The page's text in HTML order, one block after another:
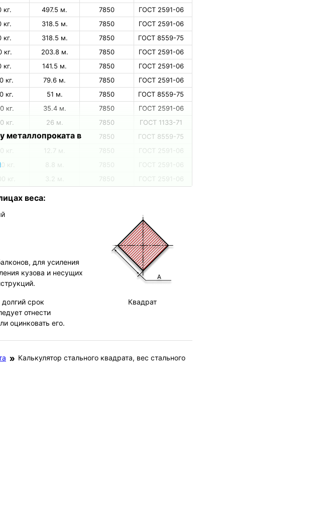
кг. 497.5 м. 7850
ГОСТ 2591-06
кг. 318.5 м. 7850
ГОСТ 2591-06
кг. 318.5 м. 7850
ГОСТ 8559-75
кг. 203.8 м. 7850
ГОСТ 2591-06
кг. 141.5 м. 7850
ГОСТ 2591-06
кг. 79.6 м. 7850
ГОСТ 2591-06
кг. 51 м. 7850
ГОСТ 8559-75
кг. 35.4 м. 7850
ГОСТ 2591-06
кг. 26 м. 7850
ГОСТ 1133-71
кг. 19.9 м. 7850
ГОСТ 8559-75
кг. 12.7 м. 7850
ГОСТ 2591-06
кг. 8.8 м. 7850
ГОСТ 2591-06
кг. 3.2 м. 7850 ГОСТ 2591-06
металлопроката в
Квадрат
веса:
для усиления
кузова и несущих
срок
отнести
оцинковать его.
Калькулятор стального квадрата, вес стального